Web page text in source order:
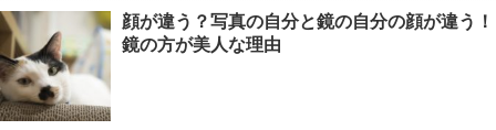
顔が違う？写真の自分と鏡の自分の顔が違う！
鏡の方が美人な理由